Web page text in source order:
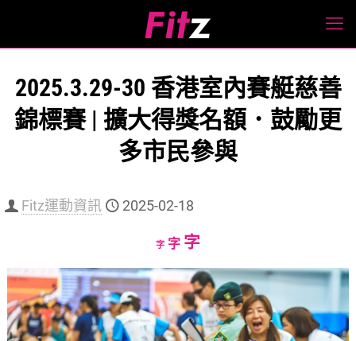
2025.3.29-30 香港室內賽艇慈善
錦標賽 | 擴大得獎名額．鼓勵更
多市民參與
Fitz運動資訊 2025-02-18
字Decrease
size.
字Reset
size.
字Increase
size.